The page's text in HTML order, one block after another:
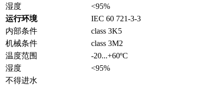
湿度
<95%
运行环境
IEC 60 721-3-3
内部条件
class 3K5
机械条件
class 3M2
温度范围
-20...+60ºC
湿度
<95%
不得进水